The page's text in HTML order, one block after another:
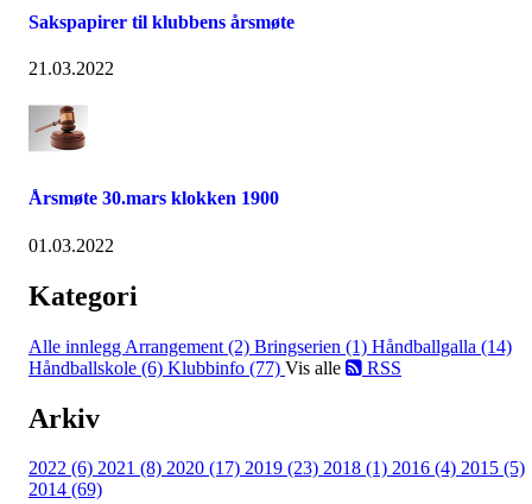
Sakspapirer til klubbens årsmøte
21.03.2022
Årsmøte 30.mars klokken 1900
01.03.2022
Kategori
Alle innlegg Arrangement (2) Bringserien (1) Håndballgalla (14)
Håndballskole (6) Klubbinfo (77) Vis alle RSS
Arkiv
2022 (6) 2021 (8) 2020 (17) 2019 (23) 2018 (1) 2016 (4) 2015 (5)
2014 (69)